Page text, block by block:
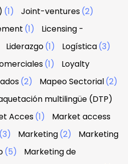
(1) Joint-ventures(2)
(1)
Licensing -
Liderazgo(1) Logística(3)
(1)
Loyalty
(2) Mapeo Sectorial(2)
multilingüe (DTP)
Acces(1)
Market access
(3) Marketing(2)
Marketing
(5)
Marketing de